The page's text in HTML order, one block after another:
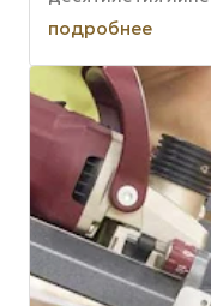
третьем
подробнее